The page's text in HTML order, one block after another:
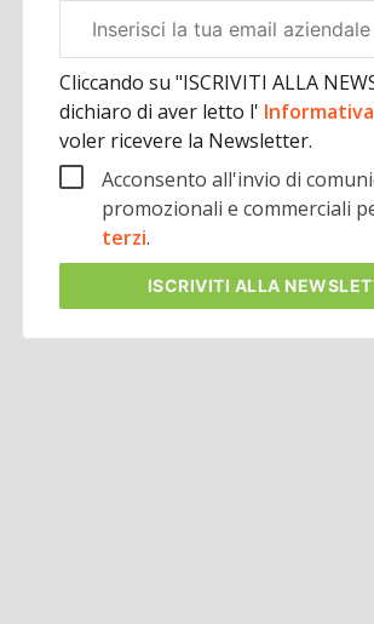
aziendale
Cliccando su "ISCRIVITI ALLA
dichiaro di aver letto l'
voler ricevere la Newsletter.
Acconsento all'invio di
promozionali e commerciali
terzi.
ISCRIVITI ALLA